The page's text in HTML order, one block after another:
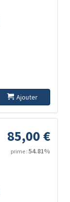
Ajouter
85,00 €
prime : 54.81%